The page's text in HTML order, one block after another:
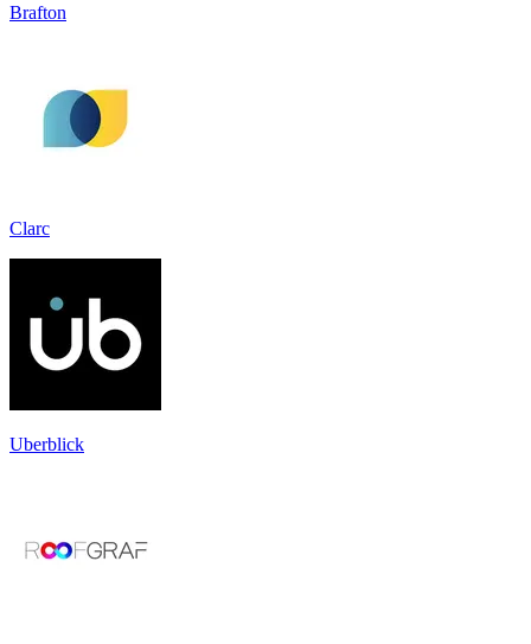
Brafton
Clarc
Uberblick